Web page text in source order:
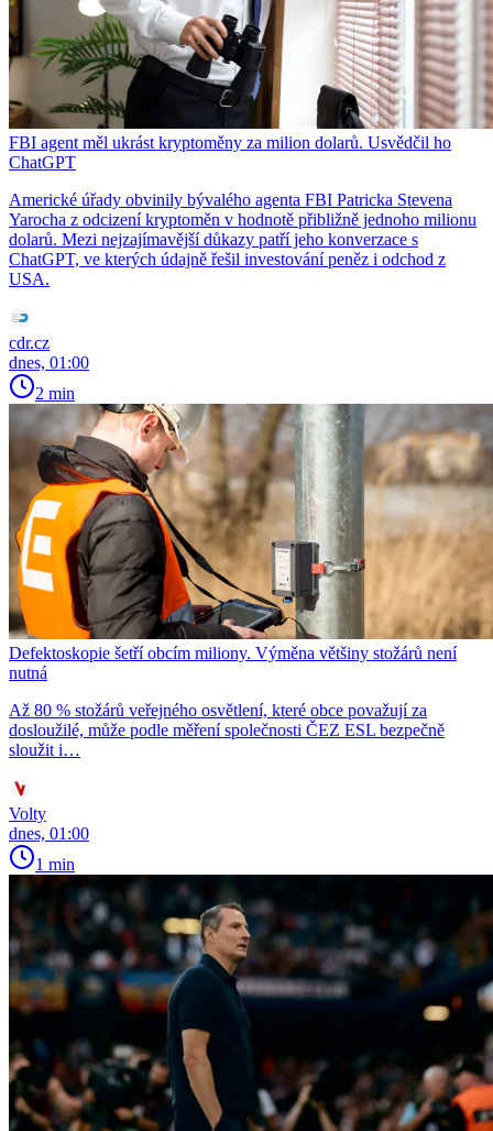
FBI agent měl ukrást kryptoměny za milion dolarů. Usvědčil ho
ChatGPT
Americké úřady obvinily bývalého agenta FBI Patricka Stevena
Yarocha z odcizení kryptoměn v hodnotě přibližně jednoho milionu
dolarů. Mezi nejzajímavější důkazy patří jeho konverzace s
ChatGPT, ve kterých údajně řešil investování peněz i odchod z
USA.
cdr.cz
dnes, 01:00
2 min
Defektoskopie šetří obcím miliony. Výměna většiny stožárů není
nutná
Až 80 % stožárů veřejného osvětlení, které obce považují za
dosloužilé, může podle měření společnosti ČEZ ESL bezpečně
sloužit i…
Volty
dnes, 01:00
1 min